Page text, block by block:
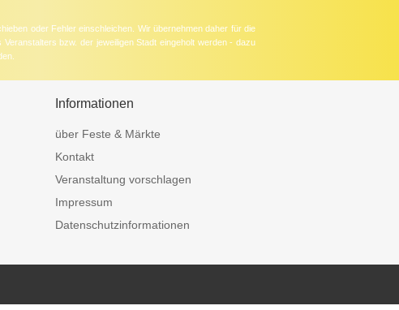
oder Fehler einschleichen. Wir übernehmen daher für die
bzw. der jeweiligen Stadt eingeholt werden - dazu
Informationen
über Feste & Märkte
Kontakt
Veranstaltung vorschlagen
Impressum
Datenschutzinformationen